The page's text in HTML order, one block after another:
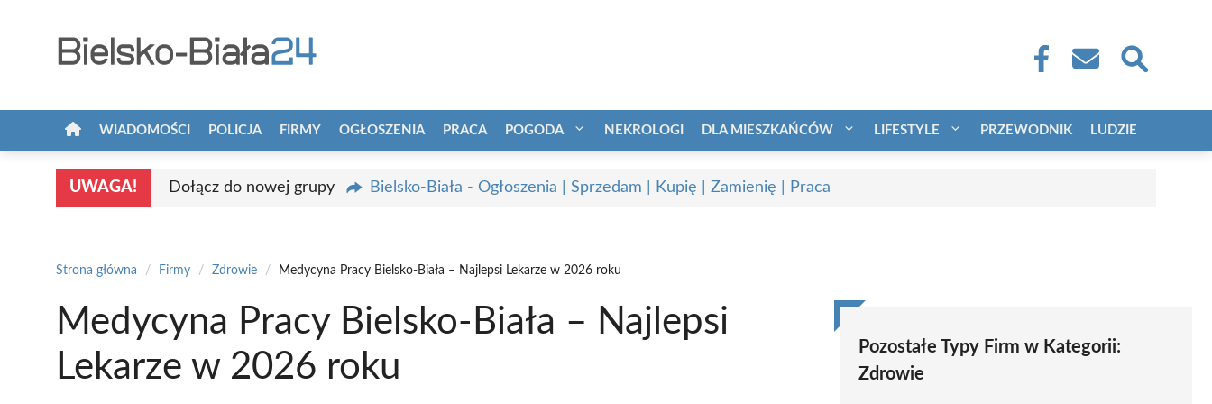
WIADOMOŚCI POLICJA FIRMY OGŁOSZENIA PRACA POGODA NEKROLOGI DLA MIESZKAŃCÓW LIFESTYLE PRZEWODNIK LUDZIE
UWAGA! Dołącz do nowej grupy Bielsko-Biała - Ogłoszenia | Sprzedam | Kupię | Zamienię | Praca
Strona główna / Firmy / Zdrowie / Medycyna Pracy Bielsko-Biała – Najlepsi Lekarze w 2026 roku
Medycyna Pracy Bielsko-Biała – Najlepsi
Lekarze w 2026 roku
Pozostałe Typy Firm w Kategorii:
Zdrowie